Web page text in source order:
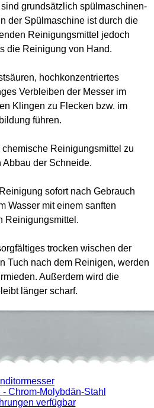
grundsätzlich spülmaschinen-
der Spülmaschine ist durch die
Reinigungsmittel jedoch
die Reinigung von Hand.
hochkonzentriertes
Verbleiben der Messer im
Klingen zu Flecken bzw. im
führen.
Reinigungsmittel zu
der Schneide.
sofort nach Gebrauch
Wasser mit einem sanften
Reinigungsmittel.
trocken wischen der
Tuch nach dem Reinigen, werden
Außerdem wird die
länger scharf.
- Chrom-Molybdän-Stahl
verfügbar